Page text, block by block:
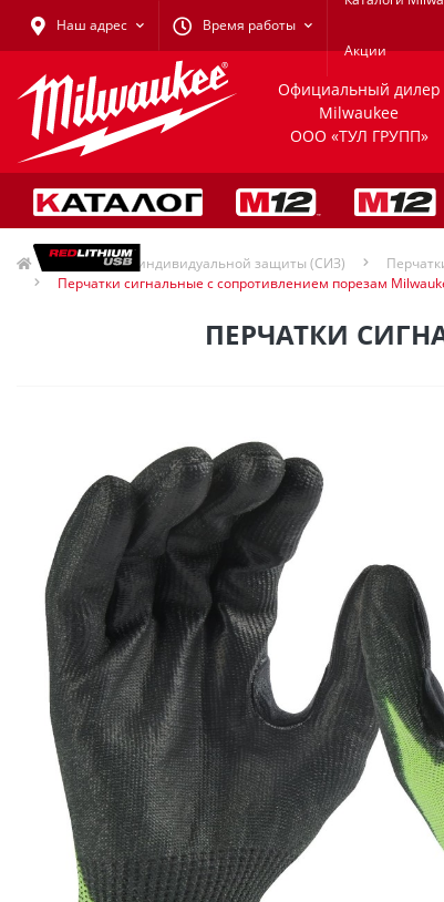
Наш адрес Время работы
Акции
Официальный дилер
Milwaukee
ООО «ТУЛ ГРУПП»
Средства индивидуальной защиты (СИЗ)
Перчатки сигнальные с сопротивлением порезам
ПЕРЧАТКИ